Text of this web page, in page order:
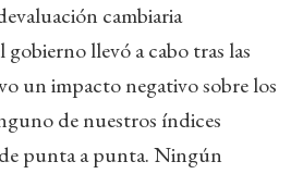
cambiaria
gobierno llevó a cabo tras las
un impacto negativo sobre los
de nuestros índices
punta a punta. Ningún